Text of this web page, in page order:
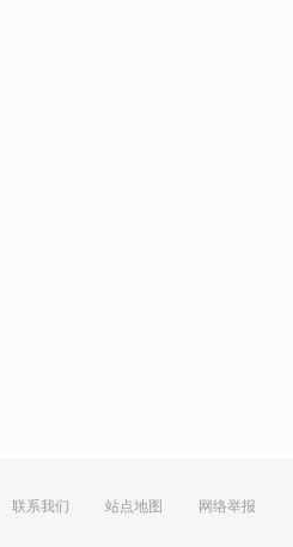
联系我们 站点地图 网络举报